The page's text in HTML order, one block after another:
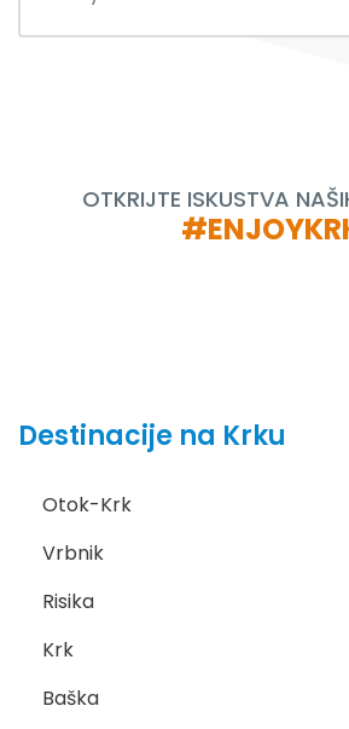
OTKRIJTE ISKUSTVA
Destinacije na Krku
Otok-Krk
Vrbnik
Risika
Krk
Baška